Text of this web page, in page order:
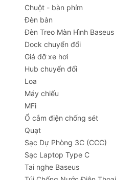
Chuột - bàn phím
Đèn bàn
Đèn Treo Màn Hình Baseus
Dock chuyển đổi
Giá đỡ xe hơi
Hub chuyển đổi
Loa
Máy chiếu
MFi
Ổ cắm điện chống sét
Quạt
Sạc Dự Phòng 3C (CCC)
Sạc Laptop Type C
Tai nghe Baseus